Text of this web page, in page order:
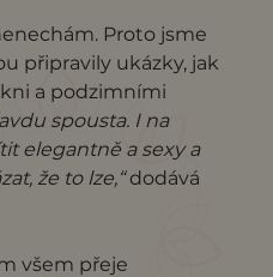
Proto jsme
připravily ukázky, jak
a podzimními
spousta. I na
elegantně a sexy a
že to lze,“dodává
všem přeje